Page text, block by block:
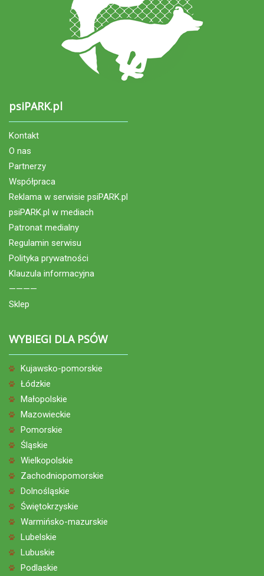
psiPARK.pl
Kontakt
O nas
Partnerzy
Współpraca
Reklama w serwisie psiPARK.pl
psiPARK.pl w mediach
Patronat medialny
Regulamin serwisu
Polityka prywatności
Klauzula informacyjna
————
Sklep
WYBIEGI DLA PSÓW
Kujawsko-pomorskie
Łódzkie
Małopolskie
Mazowieckie
Pomorskie
Śląskie
Wielkopolskie
Zachodniopomorskie
Dolnośląskie
Świętokrzyskie
Warmińsko-mazurskie
Lubelskie
Lubuskie
Podlaskie